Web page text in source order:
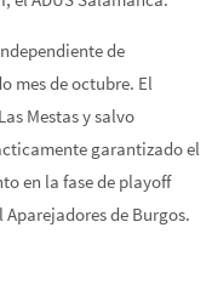
de
mes de octubre. El
Mestas y salvo
garantizado el
en la fase de playoff
de Burgos.